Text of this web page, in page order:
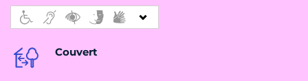
Couvert